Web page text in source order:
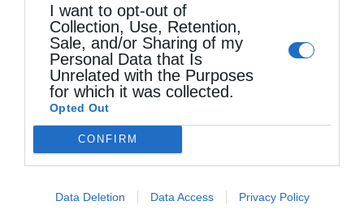
I want to opt-out of
Collection, Use, Retention,
Sale, and/or Sharing of my
Personal Data that Is
Unrelated with the Purposes
for which it was collected.
Opted Out
CONFIRM
Data Deletion Data Access Privacy Policy
ikivotos 17 Μαρτίου 2026
Με ιδιαίτερη κατάνυξη τελέσθηκε την
Κυριακή της Σταυροπροσκυνήσεως, 15
Μαρτίου ε.έ., στον Ιερό Ναό Αγίου Ανδρέου
Αιγίου, ο Δ΄ Κατανυκτικός Εσπερινός της
χοροστάτησε και κήρυξε …